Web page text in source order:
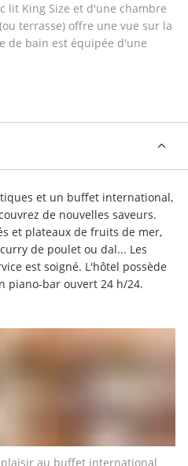
lit King Size et d'une chambre
terrasse) offre une vue sur la
de bain est équipée d'une
et un buffet international,
de nouvelles saveurs.
et plateaux de fruits de mer,
de poulet ou dal... Les
est soigné. L'hôtel possède
piano-bar ouvert 24 h/24.
au buffet international